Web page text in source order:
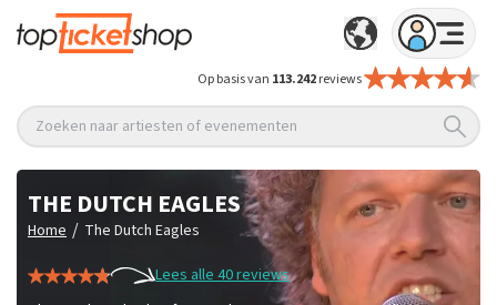
Op basis van 113.242reviews
Zoeken naar artiesten of evenementen
THE DUTCH EAGLES
Home / The Dutch Eagles
Lees alle 40 reviews